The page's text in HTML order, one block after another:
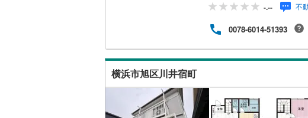
-.-- 不
0078-6014-51393
横浜市旭区川井宿町
IGRいわて銀河鉄道
由利高原鉄道鳥海山
宇都宮ライトレール(